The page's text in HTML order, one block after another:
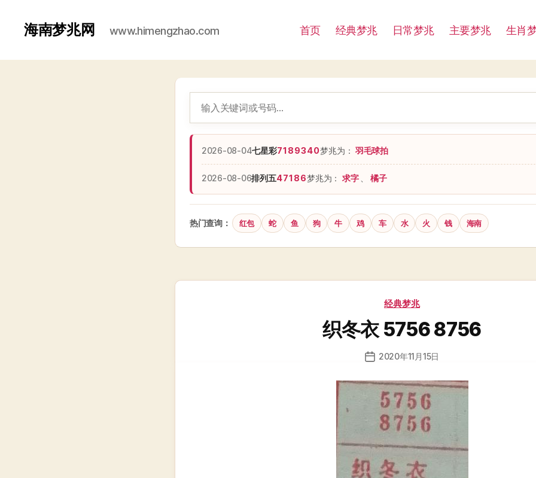
海南梦兆网 www.himengzhao.com 首页 经典梦兆 日常梦兆 主要梦兆 生肖
2026-08-04七星彩7189340梦兆为：羽毛球拍
2026-08-06排列五47186梦兆为： 求字 橘子
热门查询： 红包 蛇 鱼 狗 牛 鸡 车 水 火 钱 海南
分
经典梦兆
织冬衣 5756 8756
发
日
2020年11月15日